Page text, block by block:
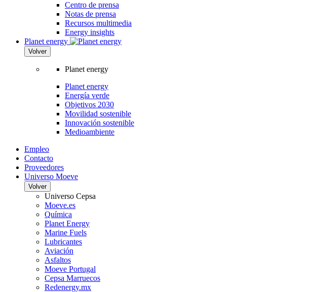
Centro de prensa
Notas de prensa
Recursos multimedia
Energy insights
Planet energy
Volver
Planet energy
Planet energy
Energía verde
Objetivos 2030
Movilidad sostenible
Innovación sostenible
Medioambiente
Empleo
Contacto
Proveedores
Universo Moeve
Volver
Universo Cepsa
Moeve.es
Química
Planet Energy
Marine Fuels
Lubricantes
Aviación
Asfaltos
Moeve Portugal
Cepsa Marruecos
Redenergy.mx